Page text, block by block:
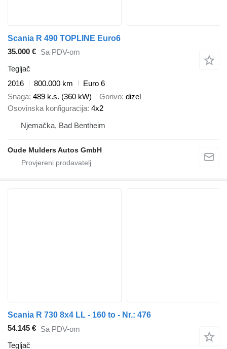
Scania R 490 TOPLINE Euro6
35.000 € Sa PDV-om
Tegljač
2016
800.000 km
Euro 6
Snaga 489 k.s. (360 kW) Gorivo dizel
Osovinska konfiguracija 4x2
Njemačka, Bad Bentheim
Oude Mulders Autos GmbH
Scania R 730 8x4 LL - 160 to - Nr.: 476
54.145 € Sa PDV-om
Tegljač